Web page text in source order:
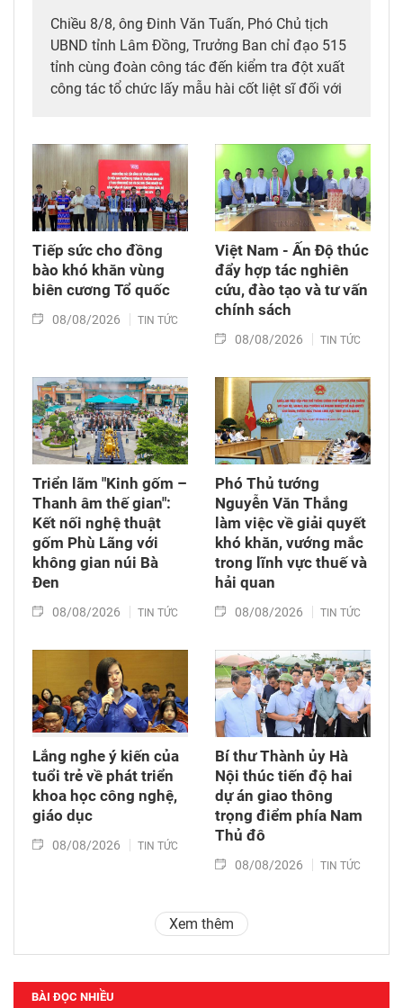
Chiều 8/8, ông Đinh Văn Tuấn, Phó Chủ tịch
UBND tỉnh Lâm Đồng, Trưởng Ban chỉ đạo 515
tỉnh cùng đoàn công tác đến kiểm tra đột xuất
công tác tổ chức lấy mẫu hài cốt liệt sĩ đối với
thời tặng quà cho cán bộ, chiến sĩ tham gia
công tác lấy mẫu tại đây.
Tiếp sức cho đồng
bào khó khăn vùng
biên cương Tổ quốc
08/08/2026 TIN TỨC
Việt Nam - Ấn Độ thúc
đẩy hợp tác nghiên
cứu, đào tạo và tư vấn
chính sách
08/08/2026 TIN TỨC
Triển lãm "Kinh gốm –
Thanh âm thế gian":
Kết nối nghệ thuật
gốm Phù Lãng với
không gian núi Bà
Đen
08/08/2026 TIN TỨC
Phó Thủ tướng
Nguyễn Văn Thắng
làm việc về giải quyết
khó khăn, vướng mắc
trong lĩnh vực thuế và
hải quan
08/08/2026 TIN TỨC
Lắng nghe ý kiến của
tuổi trẻ về phát triển
khoa học công nghệ,
giáo dục
08/08/2026 TIN TỨC
Bí thư Thành ủy Hà
Nội thúc tiến độ hai
dự án giao thông
trọng điểm phía Nam
Thủ đô
08/08/2026 TIN TỨC
Xem thêm
BÀI ĐỌC NHIỀU